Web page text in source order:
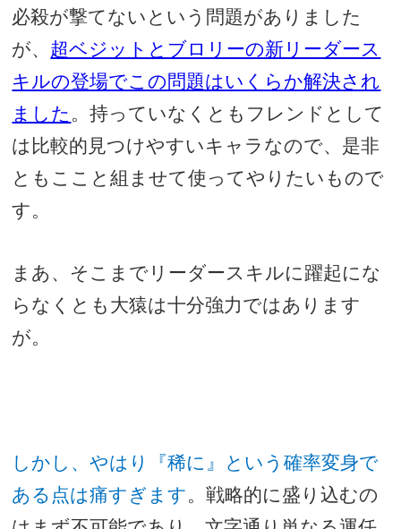
必殺が撃てないという問題がありました
が、 超ベジットとブロリーの新リーダース
キルの登場でこの問題はいくらか解決され
ました 。持っていなくともフレンドとして
は比較的見つけやすいキャラなので、是非
ともここと組ませて使ってやりたいもので
す。
まあ、そこまでリーダースキルに躍起にな
らなくとも大猿は十分強力ではあります
が。
しかし、やはり『稀に』という確率変身で
ある点は痛すぎます。戦略的に盛り込むの